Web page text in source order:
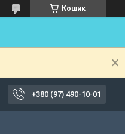
Кошик
+380 (97) 490-10-01